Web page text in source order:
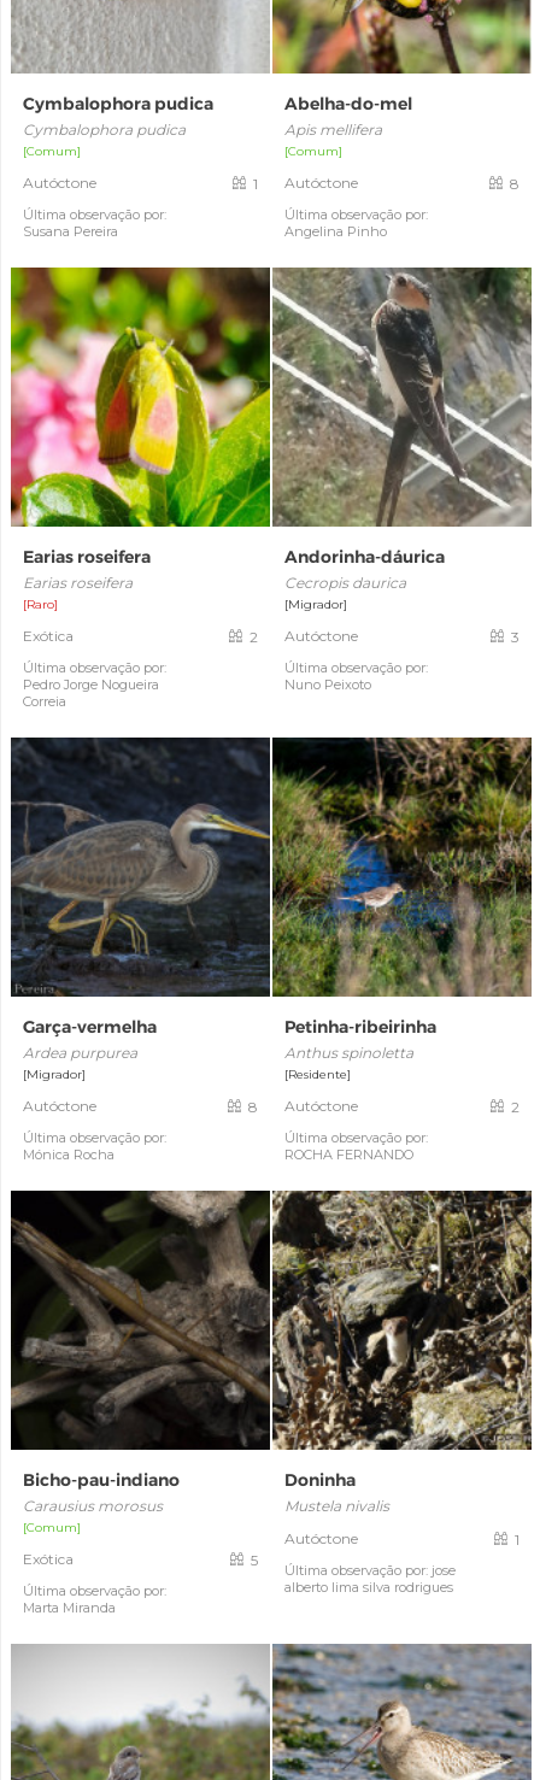
Cymbalophora pudica
Cymbalophora pudica
[Comum]
Autóctone
Última observação por:
Susana Pereira
1
Abelha-do-mel
Apis mellifera
[Comum]
Autóctone
Última observação por:
Angelina Pinho
8
Earias roseifera
Earias roseifera
[Raro]
Exótica
Última observação por:
Pedro Jorge Nogueira
Correia
2
Andorinha-dáurica
Cecropis daurica
[Migrador]
Autóctone
Última observação por:
Nuno Peixoto
3
Garça-vermelha
Ardea purpurea
[Migrador]
Autóctone
Última observação por:
Mónica Rocha
8
Petinha-ribeirinha
Anthus spinoletta
[Residente]
Autóctone
Última observação por:
ROCHA FERNANDO
2
Bicho-pau-indiano
Carausius morosus
[Comum]
Exótica
Última observação por:
Marta Miranda
5
Doninha
Mustela nivalis
Autóctone
Última observação por: jose
alberto lima silva rodrigues
1